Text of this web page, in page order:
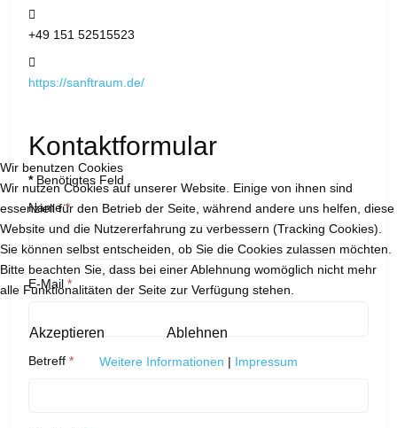
+49 151 52515523
https://sanftraum.de/
Kontaktformular
*Benötigtes Feld
Name*
E-Mail *
Betreff *
Wir benutzen Cookies
Wir nutzen Cookies auf unserer Website. Einige von ihnen sind
essenziell für den Betrieb der Seite, während andere uns helfen, diese
Website und die Nutzererfahrung zu verbessern (Tracking Cookies).
Sie können selbst entscheiden, ob Sie die Cookies zulassen möchten.
Bitte beachten Sie, dass bei einer Ablehnung womöglich nicht mehr
alle Funktionalitäten der Seite zur Verfügung stehen.
Akzeptieren Ablehnen
Weitere Informationen | Impressum